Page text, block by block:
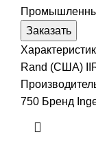
Заказать
Rand (США)
750 Бренд